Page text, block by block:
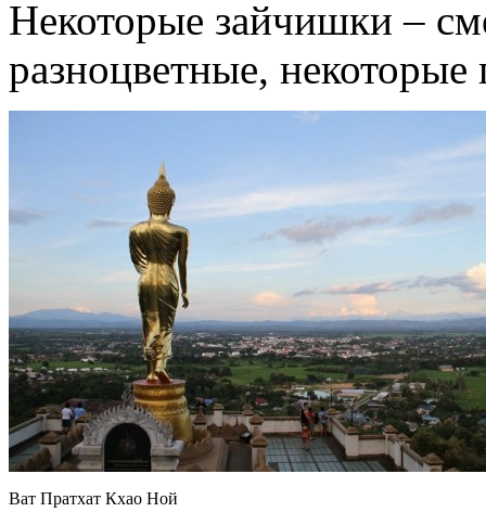
Некоторые зайчишки –
разноцветные,
Ват Пратхат Кхао Ной